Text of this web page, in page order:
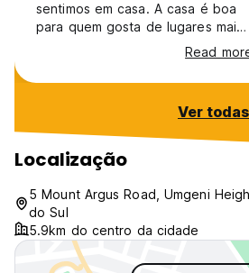
sentimos em casa. A casa é boa
para quem gosta de lugares mais
calmos e silenciosos e uma boa
conversa com os hosts!!
Read
Ver
Localização
5 Mount Argus Road, Umgeni
do Sul
5.9km do centro da cidade